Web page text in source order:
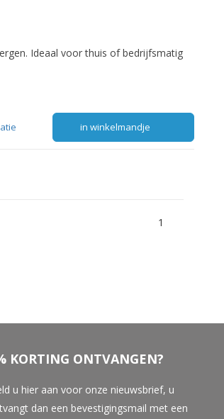
Ideaal voor thuis of bedrijfsmatig
in winkelmandje
1
KORTING ONTVANGEN?
u hier aan voor onze nieuwsbrief, u
dan een bevestigingsmail met een